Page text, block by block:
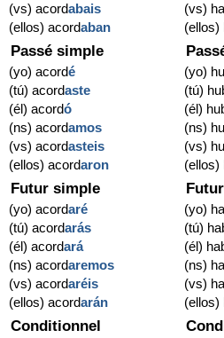
(vs) acordabais
(ellos) acordaban
(vs)
(ellos)
Passé simple
(yo) acordé
(tú) acordaste
(él) acordó
(ns) acordamos
(vs) acordasteis
(ellos) acordaron
(yo)
(tú)
(él)
(ns)
(vs)
(ellos)
Futur simple
(yo) acordaré
(tú) acordarás
(él) acordará
(ns) acordaremos
(vs) acordaréis
(ellos) acordarán
(yo)
(tú)
(él)
(ns)
(vs)
(ellos)
Conditionnel